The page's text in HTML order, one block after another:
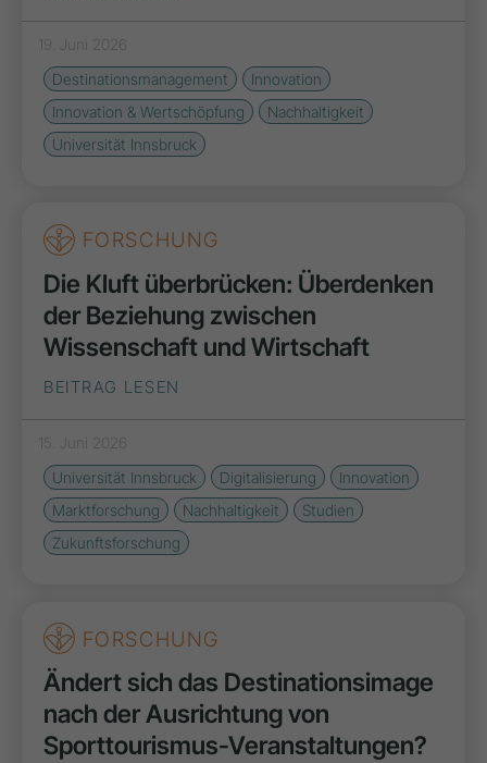
19. Juni 2026
Destinationsmanagement
Innovation
Innovation & Wertschöpfung
Nachhaltigkeit
Universität Innsbruck
FORSCHUNG
Die Kluft überbrücken: Überdenken
der Beziehung zwischen
Wissenschaft und Wirtschaft
BEITRAG LESEN
15. Juni 2026
Universität Innsbruck
Digitalisierung
Innovation
Marktforschung
Nachhaltigkeit
Studien
Zukunftsforschung
FORSCHUNG
Ändert sich das Destinationsimage
nach der Ausrichtung von
Sporttourismus-Veranstaltungen?